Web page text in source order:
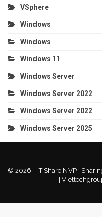
VSphere
Windows
Windows
Windows 11
Windows Server
Windows Server 2022
Windows Server 2022
Windows Server 2025
© 2026 - IT Share NVP |
|